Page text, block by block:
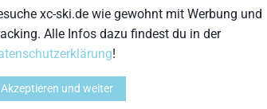
xc-ski.de wie gewohnt mit Werbung und
Alle Infos dazu findest du in der
!
Akzeptieren und weiter